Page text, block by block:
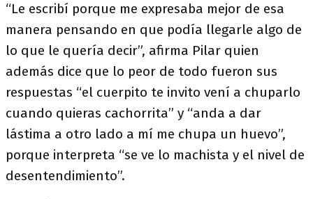
“Le escribí porque me expresaba mejor de esa
manera pensando en que podía llegarle algo de
lo que le quería decir”, afirma Pilar quien
además dice que lo peor de todo fueron sus
respuestas “el cuerpito te invito vení a chuparlo
cuando quieras cachorrita” y “anda a dar
lástima a otro lado a mí me chupa un huevo”,
porque interpreta “se ve lo machista y el nivel de
desentendimiento”.